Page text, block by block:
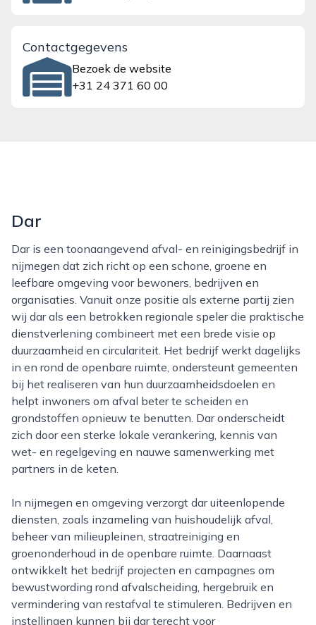
Contactgegevens
Bezoek de website
+31 24 371 60 00
Dar
Dar is een toonaangevend afval- en reinigingsbedrijf in
nijmegen dat zich richt op een schone, groene en
leefbare omgeving voor bewoners, bedrijven en
organisaties. Vanuit onze positie als externe partij zien
wij dar als een betrokken regionale speler die praktische
dienstverlening combineert met een brede visie op
duurzaamheid en circulariteit. Het bedrijf werkt dagelijks
in en rond de openbare ruimte, ondersteunt gemeenten
bij het realiseren van hun duurzaamheidsdoelen en
helpt inwoners om afval beter te scheiden en
grondstoffen opnieuw te benutten. Dar onderscheidt
zich door een sterke lokale verankering, kennis van
wet- en regelgeving en nauwe samenwerking met
partners in de keten.
In nijmegen en omgeving verzorgt dar uiteenlopende
diensten, zoals inzameling van huishoudelijk afval,
beheer van milieupleinen, straatreiniging en
groenonderhoud in de openbare ruimte. Daarnaast
ontwikkelt het bedrijf projecten en campagnes om
bewustwording rond afvalscheiding, hergebruik en
vermindering van restafval te stimuleren. Bedrijven en
instellingen kunnen bij dar terecht voor